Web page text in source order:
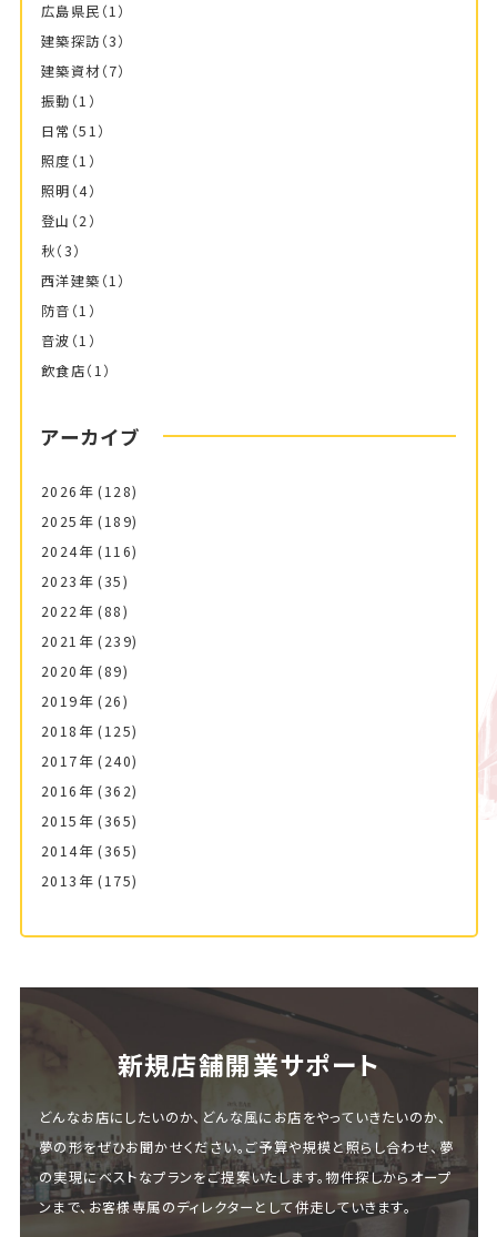
広島県民 （1）
建築探訪 （3）
建築資材（7）
振動 （1）
日常 （51）
照度 （1）
照明 （4）
登山 （2）
秋（3）
西洋建築 （1）
防音 （1）
音波 （1）
飲食店（1）
アーカイブ
2026年 (128)
2025年 (189)
2024年 (116)
2023年 (35)
2022年 (88)
2021年 (239)
2020年 (89)
2019年 (26)
2018年 (125)
2017年 (240)
2016年 (362)
2015年 (365)
2014年 (365)
2013年 (175)
新規店舗開業サポート
どんなお店にしたいのか、どんな風にお店をやっていきたいのか、
夢の形をぜひお聞かせください。ご予算や規模と照らし合わせ、夢
の実現にベストなプランをご提案いたします。物件探しからオープ
ンまで、お客様専属のディレクターとして併走していきます。